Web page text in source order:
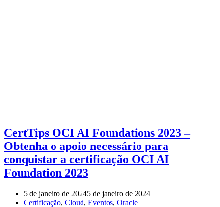
CertTips OCI AI Foundations 2023 –
Obtenha o apoio necessário para
conquistar a certificação OCI AI
Foundation 2023
5 de janeiro de 20245 de janeiro de 2024
Certificação, Cloud, Eventos, Oracle